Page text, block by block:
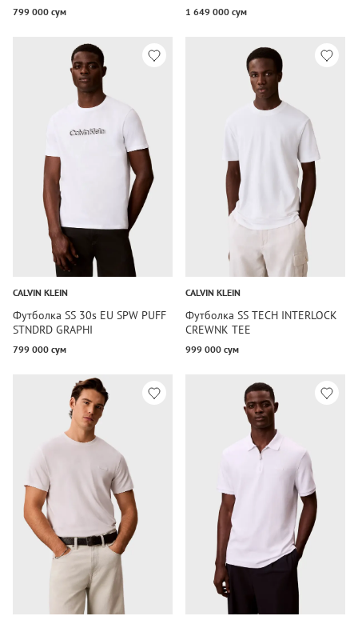
799 000 сум 1 649 000 сум
CALVIN KLEIN
Футболка SS 30s EU SPW PUFF
STNDRD GRAPHI
799 000 сум
CALVIN KLEIN
Футболка SS TECH INTERLOCK
CREWNK TEE
999 000 сум